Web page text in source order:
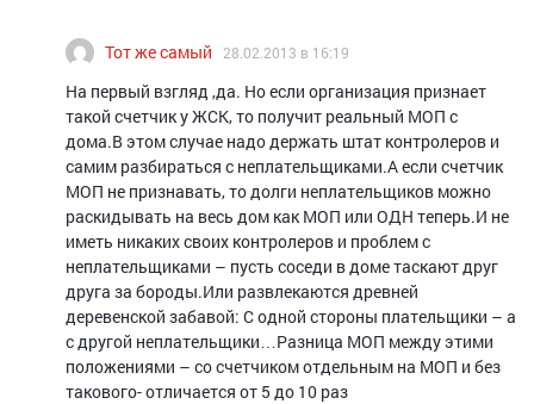
Тот же самый 28.02.2013 в 16:19
На первый взгляд ,да. Но если организация признает
такой счетчик у ЖСК, то получит реальный МОП с
дома.В этом случае надо держать штат контролеров и
самим разбираться с неплательщиками.А если счетчик
МОП не признавать, то долги неплательщиков можно
раскидывать на весь дом как МОП или ОДН теперь.И не
иметь никаких своих контролеров и проблем с
неплательщиками – пусть соседи в доме таскают друг
друга за бороды.Или развлекаются древней
деревенской забавой: С одной стороны плательщики – а
с другой неплательщики…Разница МОП между этими
положениями – со счетчиком отдельным на МОП и без
такового- отличается от 5 до 10 раз